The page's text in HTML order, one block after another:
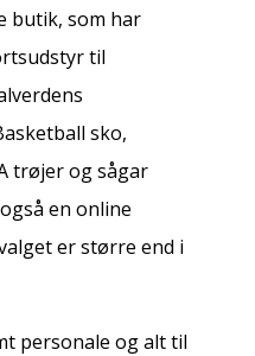
butik, som har
til
sko,
trøjer og sågar
en online
er større end i
personale og alt til